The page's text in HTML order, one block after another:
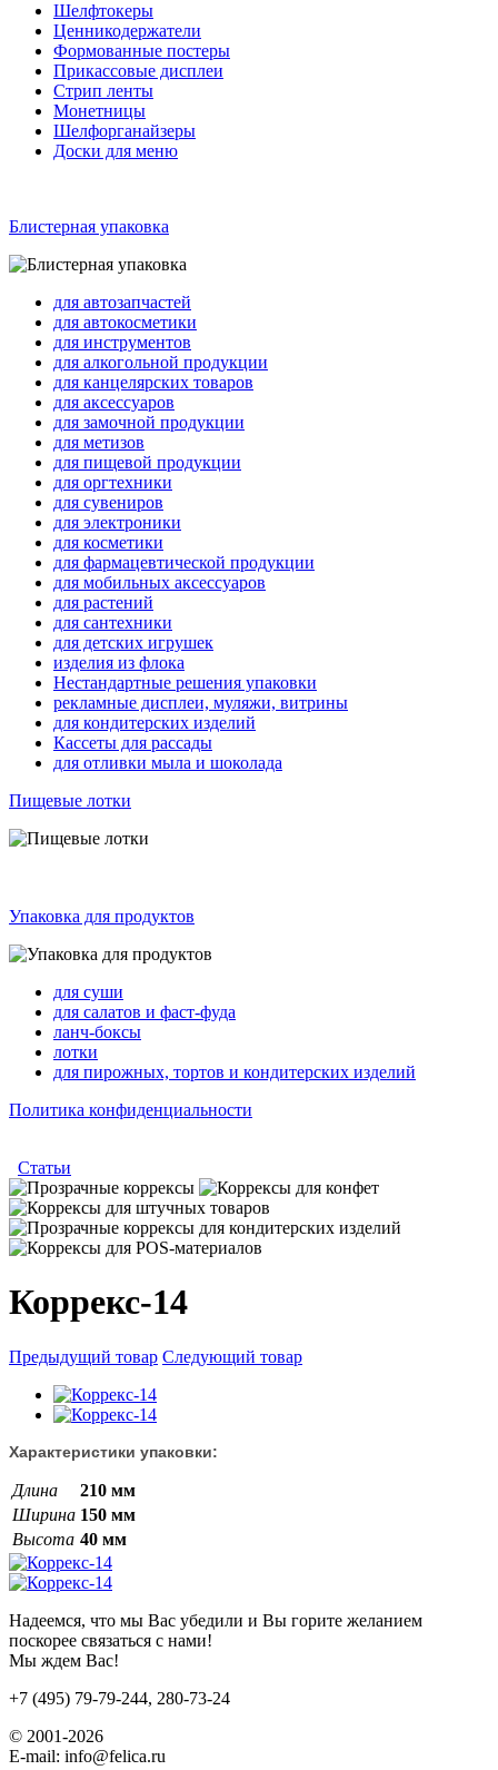
Шелфтокеры
Ценникодержатели
Формованные постеры
Прикассовые дисплеи
Стрип ленты
Монетницы
Шелфорганайзеры
Доски для меню
Блистерная упаковка
для автозапчастей
для автокосметики
для инструментов
для алкогольной продукции
для канцелярских товаров
для аксессуаров
для замочной продукции
для метизов
для пищевой продукции
для оргтехники
для сувениров
для электроники
для косметики
для фармацевтической продукции
для мобильных аксессуаров
для растений
для сантехники
для детских игрушек
изделия из флока
Нестандартные решения упаковки
рекламные дисплеи, муляжи, витрины
для кондитерских изделий
Кассеты для рассады
для отливки мыла и шоколада
Пищевые лотки
Упаковка для продуктов
для суши
для салатов и фаст-фуда
ланч-боксы
лотки
для пирожных, тортов и кондитерских изделий
Политика конфиденциальности
Статьи
Коррекс-14
Предыдущий товар Следующий товар
Характеристики упаковки:
Длина
210 мм
Ширина 150 мм
Высота 40 мм
Надеемся, что мы Вас убедили и Вы горите желанием
поскорее связаться с нами!
Мы ждем Вас!
+7 (495) 79-79-244, 280-73-24
© 2001-2026
E-mail: info@felica.ru